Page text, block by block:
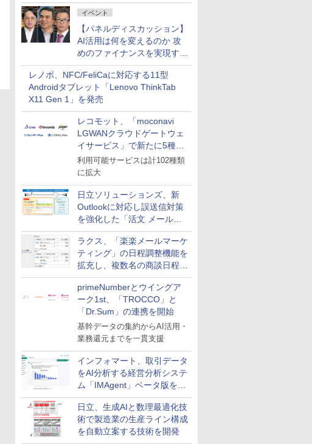
イベント
【パネルディスカッション】
AI活用は何を変えるのか 攻
めのファイナンスを実現する
業務設計とマインドセット変
革
レノボ、NFC/FeliCaに対応する11型
Androidタブレット「Lenovo ThinkTab
X11 Gen 1」を発売
レコモット、「moconavi
LGWANクラウドゲートウェ
イサービス」で新たに5種類
のサービスと連携開始
利用可能サービスは計102種類
に拡大
日立ソリューションズ、新
Outlookに対応し誤送信対策
を強化した「活文 メール誤
送信防止アドインサービス」
を提供
ラクス、「楽楽メールマーケ
ティング」の日程調整機能を
拡充し、複数名の商談日程調
整を効率化
primeNumberとウイングア
ーク1st、「TROCCO」と
「Dr.Sum」の連携を開始
基幹データの集約からAI活用・
業務還元までを一貫支援
インフォマート、取引データ
をAI分析する経営分析システ
ム「IMAgent」ベータ版を提
供
日立、生成AIと数理最適化技
術で製造業の生産ライン構成
を自動立案する技術を開発